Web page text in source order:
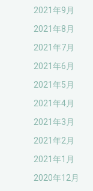
2021年9月
2021年8月
2021年7月
2021年6月
2021年5月
2021年4月
2021年3月
2021年2月
2021年1月
2020年12月